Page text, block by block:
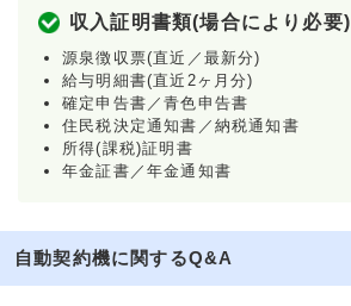
収入証明書類(場合により必要)
源泉徴収票(直近／最新分)
給与明細書(直近2ヶ月分)
確定申告書／青色申告書
住民税決定通知書／納税通知書
所得(課税)証明書
年金証書／年金通知書
自動契約機に関するQ&A